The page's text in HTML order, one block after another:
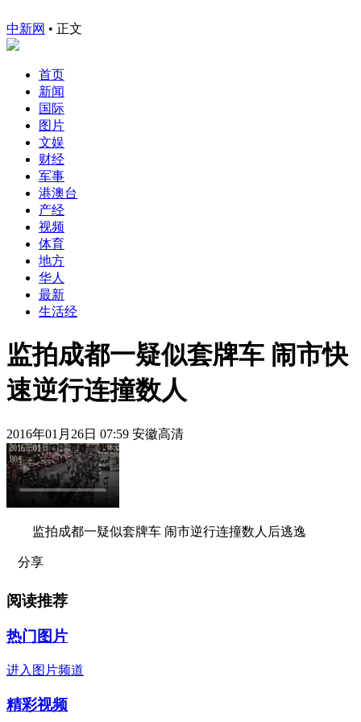
中新网 • 正文
首页
新闻
国际
图片
文娱
财经
军事
港澳台
产经
视频
体育
地方
华人
最新
生活经
监拍成都一疑似套牌车 闹市快
速逆行连撞数人
2016年01月26日 07:59 安徽高清
监拍成都一疑似套牌车 闹市逆行连撞数人后逃逸
分享
阅读推荐
热门图片
进入图片频道
精彩视频